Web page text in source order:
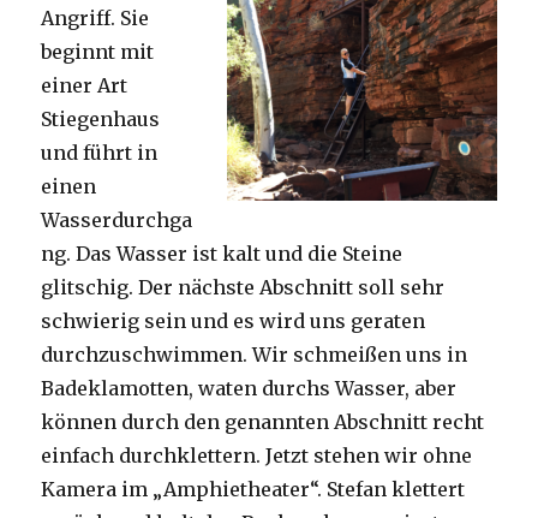
Angriff. Sie
beginnt mit
einer Art
Stiegenhaus
und führt in
einen
Wasserdurchga
ng. Das Wasser ist kalt und die Steine
glitschig. Der nächste Abschnitt soll sehr
schwierig sein und es wird uns geraten
durchzuschwimmen. Wir schmeißen uns in
Badeklamotten, waten durchs Wasser, aber
können durch den genannten Abschnitt recht
einfach durchklettern. Jetzt stehen wir ohne
Kamera im „Amphietheater“. Stefan klettert